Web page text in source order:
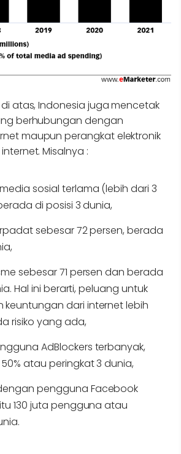
atas, Indonesia juga mencetak
berhubungan dengan
maupun perangkat elektronik
Misalnya :
sosial terlama (lebih dari 3
di posisi 3 dunia,
sebesar 72 persen, berada
sebesar 71 persen dan berada
Hal ini berarti, peluang untuk
dari internet lebih
risiko yang ada,
AdBlockers terbanyak,
atau peringkat 3 dunia,
pengguna Facebook
130 juta pengguna atau